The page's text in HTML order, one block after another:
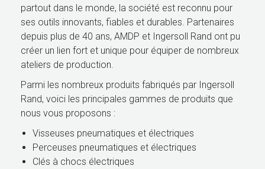
partout dans le monde, la société est reconnu pour
ses outils innovants, fiables et durables. Partenaires
depuis plus de 40 ans, AMDP et Ingersoll Rand ont pu
créer un lien fort et unique pour équiper de nombreux
ateliers de production.
Parmi les nombreux produits fabriqués par Ingersoll
Rand, voici les principales gammes de produits que
nous vous proposons :
Visseuses pneumatiques et électriques
Perceuses pneumatiques et électriques
Clés à chocs électriques